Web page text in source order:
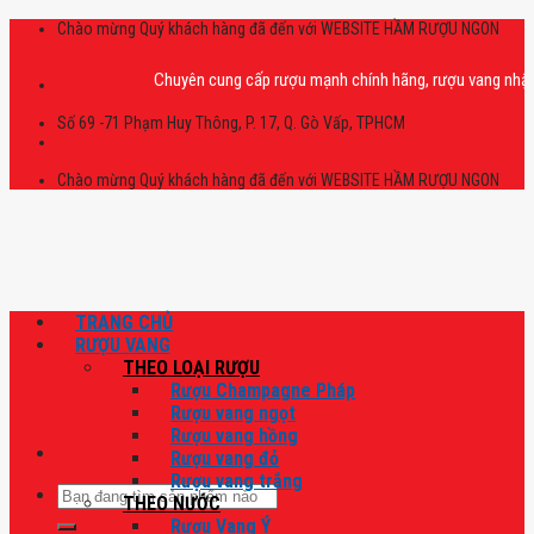
Skip
Chào mừng Quý khách hàng đã đến với WEBSITE HẦM RƯỢU NGON
Chuyên cung cấp rượu mạnh chính hãng, rượu vang nhập
Số 69 -71 Phạm Huy Thông, P. 17, Q. Gò Vấp, TPHCM
Chào mừng Quý khách hàng đã đến với WEBSITE HẦM RƯỢU NGON
Tìm
kiếm:
TRANG CHỦ
RƯỢU VANG
THEO LOẠI RƯỢU
Rượu Champagne Pháp
Rượu vang ngọt
Rượu vang hồng
Rượu vang đỏ
Rượu vang trắng
THEO NƯỚC
Rượu Vang Ý